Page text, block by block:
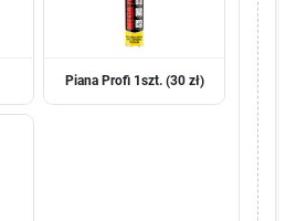
Piana Profi 1szt. (30 zł)